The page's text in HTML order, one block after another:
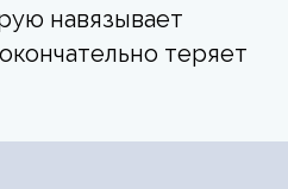
навязывает
теряет